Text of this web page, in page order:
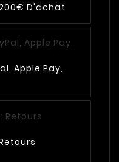
D'achat
Apple Pay,